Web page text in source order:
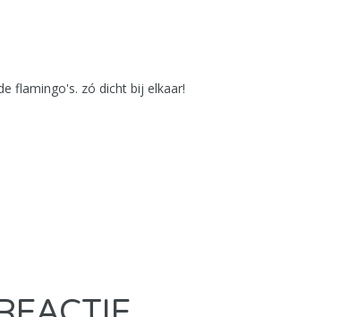
flamingo's. zó dicht bij elkaar!